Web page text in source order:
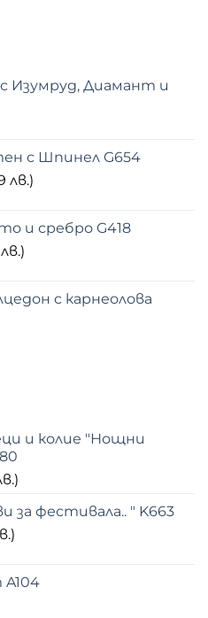
Изумруд, Диамант и
с Шпинел G654
лв.)
и сребро G418
с карнеолова
и колие "Нощни
за фестивала.. " K663